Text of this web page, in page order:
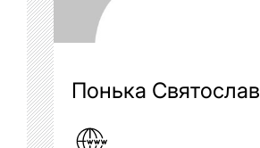
Понька Святослав